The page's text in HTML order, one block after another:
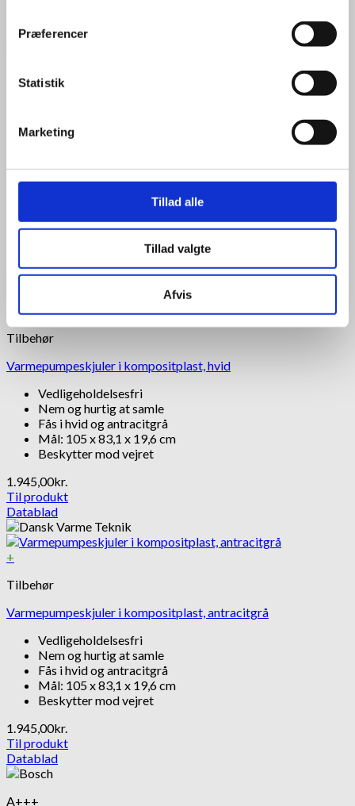
Præferencer
Statistik
Marketing
Tillad alle
Tillad valgte
Afvis
Luft til luft varmepumpe 100 m²
13.200,00kr.
Datablad
Tilbehør
Varmepumpeskjuler i kompositplast, hvid
Vedligeholdelsesfri
Nem og hurtig at samle
Fås i hvid og antracitgrå
Mål: 105 x 83,1 x 19,6 cm
Beskytter mod vejret
1.945,00kr.
Til produkt
Datablad
+
Tilbehør
Varmepumpeskjuler i kompositplast, antracitgrå
Vedligeholdelsesfri
Nem og hurtig at samle
Fås i hvid og antracitgrå
Mål: 105 x 83,1 x 19,6 cm
Beskytter mod vejret
1.945,00kr.
Til produkt
Datablad
A+++